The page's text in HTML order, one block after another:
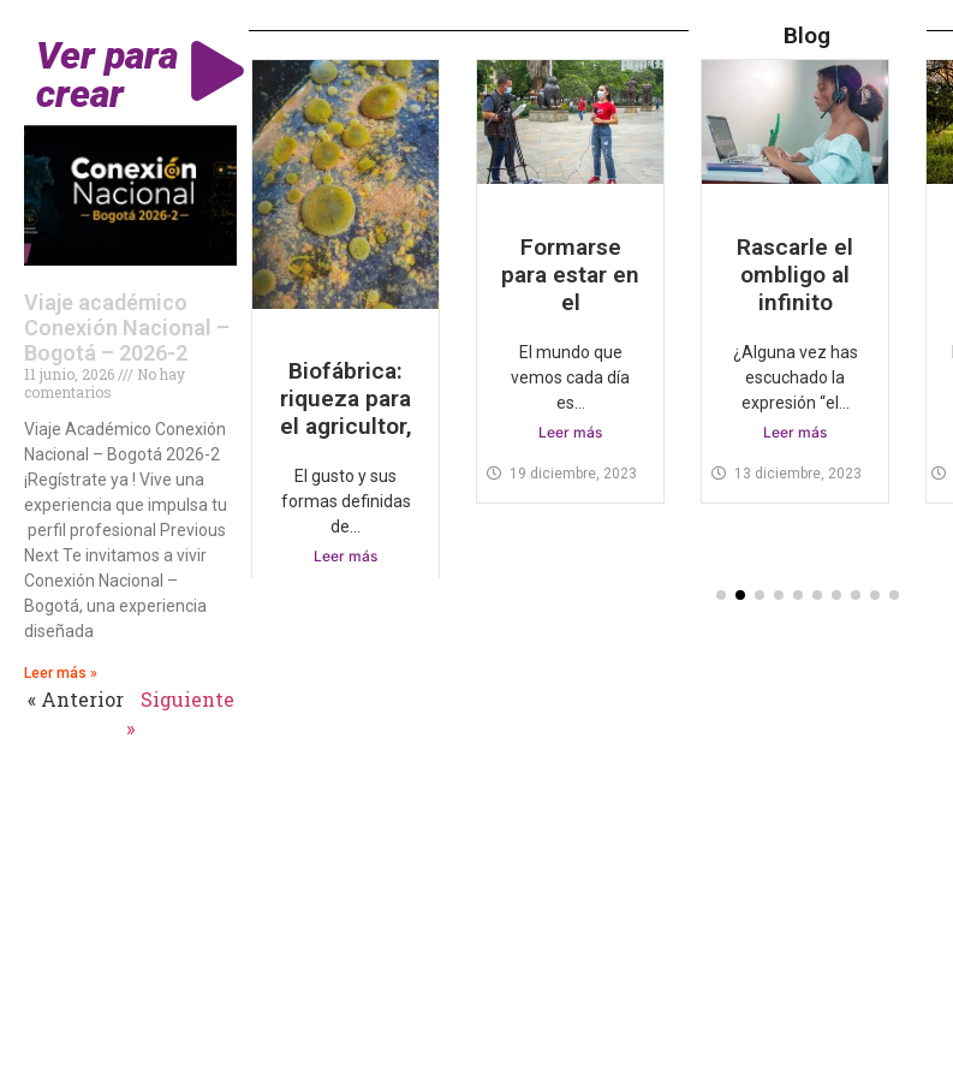
Ver para
crear
Viaje académico
Conexión Nacional –
Bogotá – 2026-2
11 junio, 2026
No hay
comentarios
Viaje Académico Conexión
Nacional – Bogotá 2026-2
¡Regístrate ya ! Vive una
experiencia que impulsa tu
perfil profesional Previous
Next Te invitamos a vivir
Conexión Nacional –
Bogotá, una experiencia
diseñada
Leer más »
« Anterior
Siguiente
»
Blog
Biofábrica:
riqueza para
el agricultor,
El gusto y sus
formas definidas
de...
Leer más
Formarse
para estar en
el
El mundo que
vemos cada día
es...
Leer más
19 diciembre, 2023
Rascarle el
ombligo al
infinito
¿Alguna vez has
escuchado la
expresión “el...
Leer más
13 diciembre, 2023